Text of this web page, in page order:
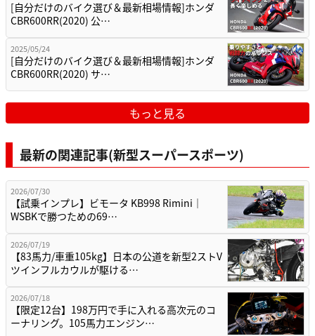
[自分だけのバイク選び＆最新相場情報]ホンダ
CBR600RR(2020) 公…
2025/05/24
[自分だけのバイク選び＆最新相場情報]ホンダ
CBR600RR(2020) サ…
もっと見る
最新の関連記事(新型スーパースポーツ)
2026/07/30
【試乗インプレ】ビモータ KB998 Rimini｜
WSBKで勝つための69…
2026/07/19
【83馬力/車重105kg】日本の公道を新型2ストV
ツインフルカウルが駆ける…
2026/07/18
【限定12台】198万円で手に入れる高次元のコ
ーナリング。105馬力エンジン…